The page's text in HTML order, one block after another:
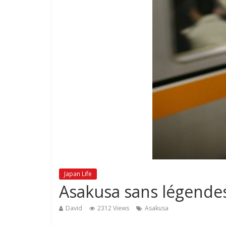
Japan Life
Asakusa sans
David 2312 Views Asakusa